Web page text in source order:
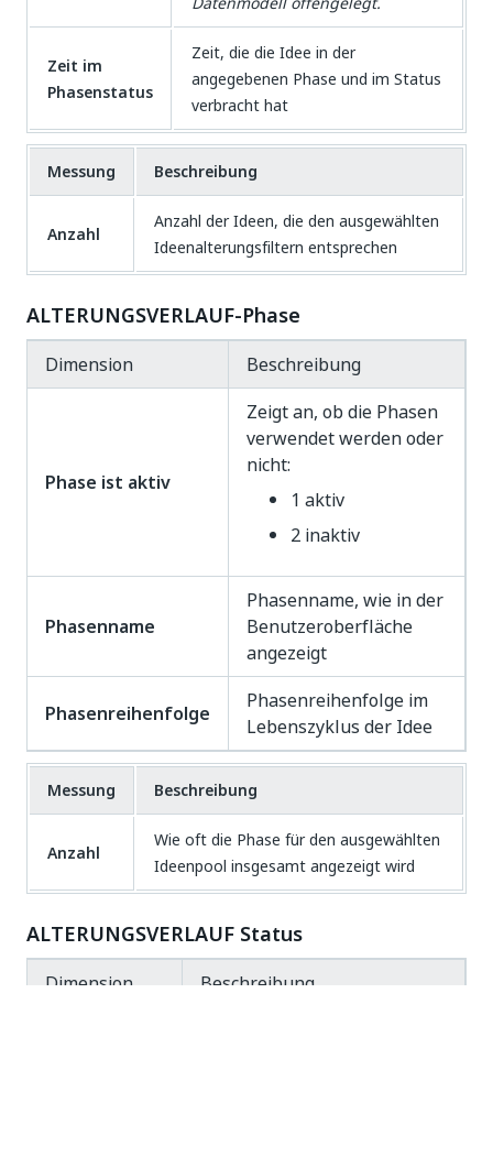
Zeit im
Phasenstatus
Zeit, die die Idee in der
angegebenen Phase und im Status
verbracht hat
Messung Beschreibung
Anzahl
Anzahl der Ideen, die den ausgewählten
Ideenalterungsfiltern entsprechen
ALTERUNGSVERLAUF-Phase
Dimension Beschreibung
Phase ist aktiv
Zeigt an, ob die Phasen
verwendet werden oder
nicht:
1 aktiv
2 inaktiv
Phasenname
Phasenname, wie in der
Benutzeroberfläche
angezeigt
Phasenreihenfolge
Phasenreihenfolge im
Lebenszyklus der Idee
Messung Beschreibung
Anzahl
Wie oft die Phase für den ausgewählten
Ideenpool insgesamt angezeigt wird
ALTERUNGSVERLAUF Status
Dimension Beschreibung